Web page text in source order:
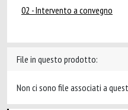
02 - Intervento a convegno
File in questo prodotto:
Non ci sono file associati a